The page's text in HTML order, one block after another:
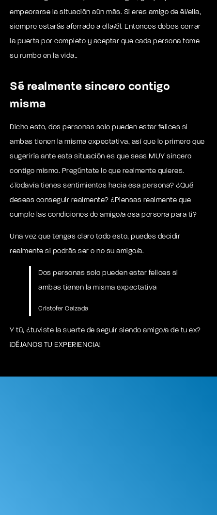
empeorarse la situación aún más. Si eres amigo de él/ella,
siempre estarás aferrado a ella/él. Entonces debes cerrar
la puerta por completo y aceptar que cada persona tome
su rumbo en la vida..
Sé realmente sincero contigo
misma
Dicho esto, dos personas solo pueden estar felices si
ambas tienen la misma expectativa, así que lo primero que
sugeriría ante esta situación es que seas MUY sincero
contigo mismo. Pregúntate lo que realmente quieres.
¿Todavía tienes sentimientos hacia esa persona? ¿Qué
deseas conseguir realmente? ¿Piensas realmente que
cumple las condiciones de amigo/a esa persona para ti?
Una vez que tengas claro todo esto, puedes decidir
realmente si podrás ser o no su amigo/a.
Dos personas solo pueden estar felices si
ambas tienen la misma expectativa
Crístofer Calzada
Y tú, ¿tuviste la suerte de seguir siendo amigo/a de tu ex?
¡DÉJANOS TU EXPERIENCIA!